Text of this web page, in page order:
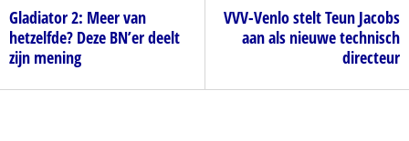
Gladiator 2: Meer van
hetzelfde? Deze BN’er deelt
zijn mening
VVV-Venlo stelt Teun Jacobs
aan als nieuwe technisch
directeur